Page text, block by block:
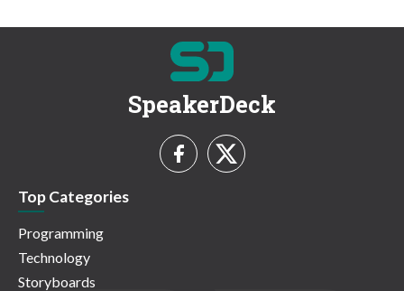
SpeakerDeck
Top Categories
Programming
Technology
Storyboards